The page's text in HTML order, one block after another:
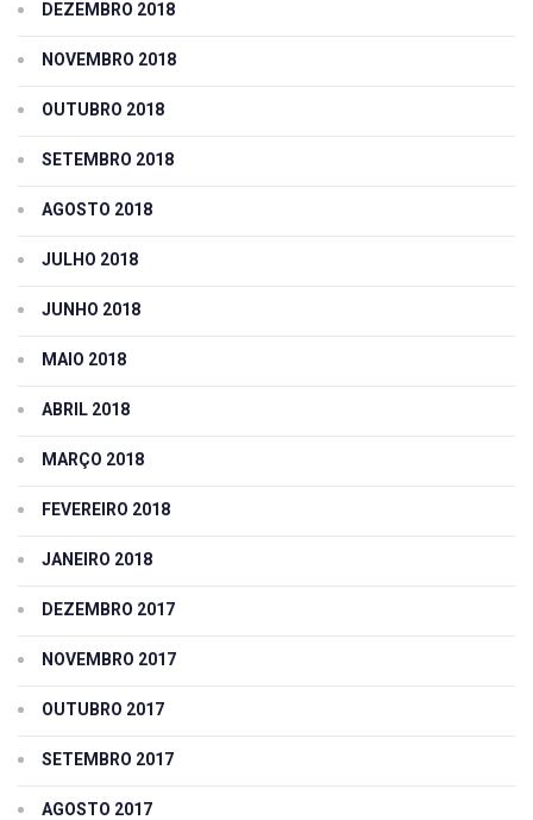
DEZEMBRO 2018
NOVEMBRO 2018
OUTUBRO 2018
SETEMBRO 2018
AGOSTO 2018
JULHO 2018
JUNHO 2018
MAIO 2018
ABRIL 2018
MARÇO 2018
FEVEREIRO 2018
JANEIRO 2018
DEZEMBRO 2017
NOVEMBRO 2017
OUTUBRO 2017
SETEMBRO 2017
AGOSTO 2017